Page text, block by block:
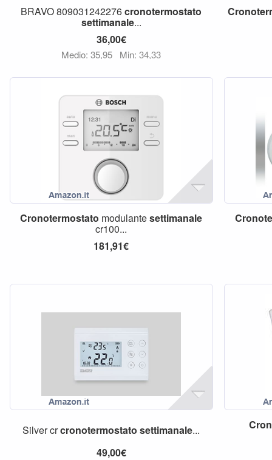
BRAVO 809031242276cronotermostato
settimanale...
36,00€
Medio: 35,95 Min: 34,33
Cronotermostato modulantesettimanale
cr100...
181,91€
Silver crcronotermostato settimanale...
49,00€